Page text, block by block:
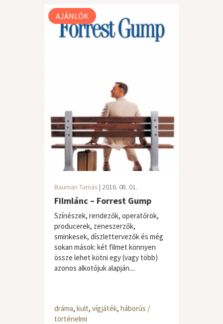
AJÁNLÓK
Bauman Tamás | 2016. 08. 01.
Filmlánc – Forrest Gump
Színészek, rendezők, operatőrök,
producerek, zeneszerzők,
sminkesek, díszlettervezők és még
sokan mások: két filmet könnyen
össze lehet kötni egy (vagy több)
azonos alkotójuk alapján....
dráma, kult, vígjáték, háborús /
történelmi